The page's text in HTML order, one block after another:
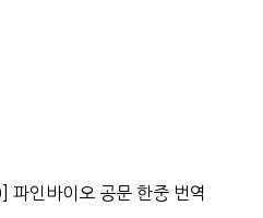
인바이오 공문 한중 번역